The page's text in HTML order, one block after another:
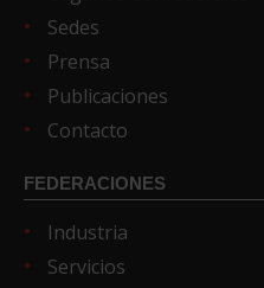
Sedes
Prensa
Publicaciones
Contacto
FEDERACIONES
Industria
Servicios